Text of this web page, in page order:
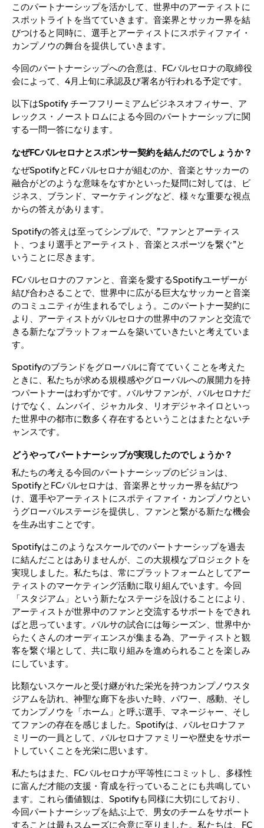
このパートナーシップを活かして、世界中のアーティストに
スポットライトを当てていきます。音楽界とサッカー界を結
びつけると同時に、選手とアーティストにスポティファイ・
カンプノウの舞台を提供していきます。
今回のパートナーシップへの合意は、FCバルセロナの取締役
会によって、4月上旬に承認及び署名が行われる予定です。
以下はSpotify チーフフリーミアムビジネスオフィサー、ア
レックス・ノーストロムによる今回のパートナーシップに関
する一問一答になります。
なぜFCバルセロナとスポンサー契約を結んだのでしょうか？
なぜSpotifyとFC バルセロナが組むのか、音楽とサッカーの
融合がどのような意味をなすかといった疑問に対しては、ビ
ジネス、ブランド、マーケティングなど、様々な重要な視点
からの答えがあります。
Spotifyの答えは至ってシンプルで、”ファンとアーティス
ト、つまり選手とアーティスト、音楽とスポーツを繋ぐ”と
いうことに尽きます。
FCバルセロナのファンと、音楽を愛するSpotifyユーザーが
結び合わさることで、世界中に広がる巨大なサッカーと音楽
のコミュニティが生まれるでしょう。このパートナー契約に
より、アーティストがバルセロナの世界中のファンと交流で
きる新たなプラットフォームを築いていきたいと考えていま
す。
Spotifyのブランドをグローバルに育てていくことを考えた
ときに、私たちが求める規模感やグローバルへの展開力を持
つパートナーはわずかです。バルサファンが、バルセロナだ
けでなく、ムンバイ、ジャカルタ、リオデジャネイロといっ
た世界中の都市に数多く存在するということはまたとないチ
ャンスです。
どうやってパートナーシップが実現したのでしょうか？
私たちの考える今回のパートナーシップのビジョンは、
SpotifyとFCバルセロナは、音楽界とサッカー界を結びつ
け、選手やアーティストにスポティファイ・カンプノウとい
うグローバルステージを提供し、ファンと繋がる新たな機会
を生み出すことです。
Spotifyはこのようなスケールでのパートナーシップを過去
に結んだことはありませんが、この大規模なプロジェクトを
実現しました。私たちは、常にプラットフォームとしてアー
ティストのマーケティング活動に取り組んでいます。今回
「スタジアム」という新たなステージを設けることにより、
アーティストが世界中のファンと交流するサポートをできれ
ばと思っています。バルサの試合には毎シーズン、世界中か
らたくさんのオーディエンスが集まる為、アーティストと観
客を繋ぐ場として、共に取り組みを進められることを楽しみ
にしています。
比類ないスケールと受け継がれた栄光を持つカンプノウスタ
ジアムを訪れ、神聖な廊下を歩いた時、パワー、感動、そし
てカンプノウを「ホーム」と呼ぶ選手、マネージャー、そし
てファンの存在を感じました。Spotifyは、バルセロナファ
ミリーの一員として、バルセロナファミリーや歴史をサポー
トしていくことを光栄に思います。
私たちはまた、FCバルセロナが平等性にコミットし、多様性
に富んだ才能の支援・育成を行っていることにも共鳴してい
ます。これら価値観は、Spotifyも同様に大切にしており、
今回パートナーシップを結ぶ上で、男女のチームをサポート
することは最もスムーズに合意に至りました。私たちは、FC